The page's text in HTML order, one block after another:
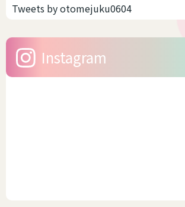
Tweets by otomejuku0604
Instagram